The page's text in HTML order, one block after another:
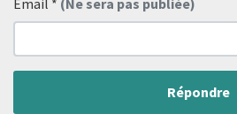
Répondre